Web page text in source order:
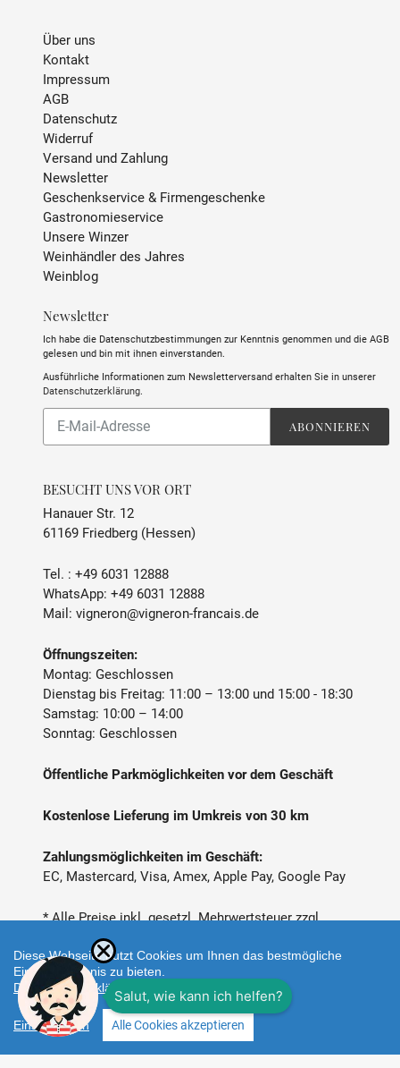
Über uns
Kontakt
Impressum
AGB
Datenschutz
Widerruf
Versand und Zahlung
Newsletter
Geschenkservice & Firmengeschenke
Gastronomieservice
Unsere Winzer
Weinhändler des Jahres
Weinblog
Newsletter
Ich habe die Datenschutzbestimmungen zur Kenntnis genommen und die AGB
gelesen und bin mit ihnen einverstanden.
Ausführliche Informationen zum Newsletterversand erhalten Sie in unserer
Datenschutzerklärung.
unsere
ABONNIEREN
BESUCHT UNS VOR ORT
Hanauer Str. 12
61169 Friedberg (Hessen)
Tel. : +49 6031 12888
WhatsApp: +49 6031 12888
Mail: vigneron@vigneron-francais.de
Öffnungszeiten:
Montag: Geschlossen
Dienstag bis Freitag: 11:00 – 13:00 und 15:00 - 18:30
Samstag: 10:00 – 14:00
Sonntag: Geschlossen
Öffentliche Parkmöglichkeiten vor dem Geschäft
Kostenlose Lieferung im Umkreis von 30 km
Zahlungsmöglichkeiten im Geschäft:
EC, Mastercard, Visa, Amex, Apple Pay, Google Pay
* Alle Preise inkl. gesetzl. Mehrwertsteuer zzgl.
Versandkosten
Zahlungsarten
Diese Webseite nutzt Cookies um Ihnen das bestmögliche
Einkaufserlebnis zu bieten.
Datenschutzerklärung
Einstellungen Alle Cookies akzeptieren